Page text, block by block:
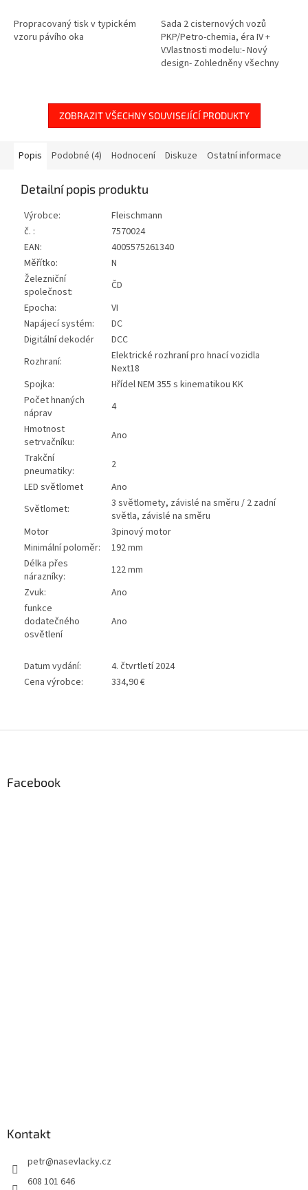
Propracovaný tisk v typickém
vzoru pávího oka
Sada 2 cisternových vozů
PKP/Petro-chemia, éra IV +
V.Vlastnosti modelu:- Nový
design- Zohledněny všechny
leptané...
ZOBRAZIT VŠECHNY SOUVISEJÍCÍ PRODUKTY
Popis Podobné (4) Hodnocení Diskuze Ostatní informace
Detailní popis produktu
Výrobce:
Fleischmann
č. :
7570024
EAN:
4005575261340
Měřítko:
N
Železniční
společnost:
ČD
Epocha:
VI
Napájecí systém:
DC
Digitální dekodér
DCC
Rozhraní:
Elektrické rozhraní pro hnací vozidla
Next18
Spojka:
Hřídel NEM 355 s kinematikou KK
Počet hnaných
náprav
4
Hmotnost
setrvačníku:
Ano
Trakční
pneumatiky:
2
LED světlomet
Ano
Světlomet:
3 světlomety, závislé na směru / 2 zadní
světla, závislé na směru
Motor
3pinový motor
Minimální poloměr:
192 mm
Délka přes
nárazníky:
122 mm
Zvuk:
Ano
funkce
dodatečného
osvětlení
Ano
Datum vydání:
4. čtvrtletí 2024
Cena výrobce:
334,90 €
Facebook
Kontakt
petr@nasevlacky.cz
608 101 646